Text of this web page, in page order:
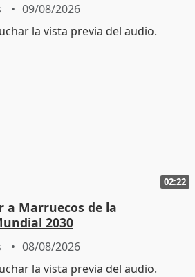
09/08/2026
02:22
a Marruecos de la
2030
08/08/2026